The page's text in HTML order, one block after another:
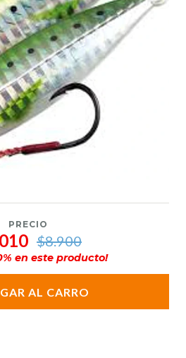
PRECIO
$8.900
% en este producto!
AL CARRO